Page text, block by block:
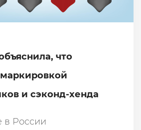
что
и сэконд-хенда
в России